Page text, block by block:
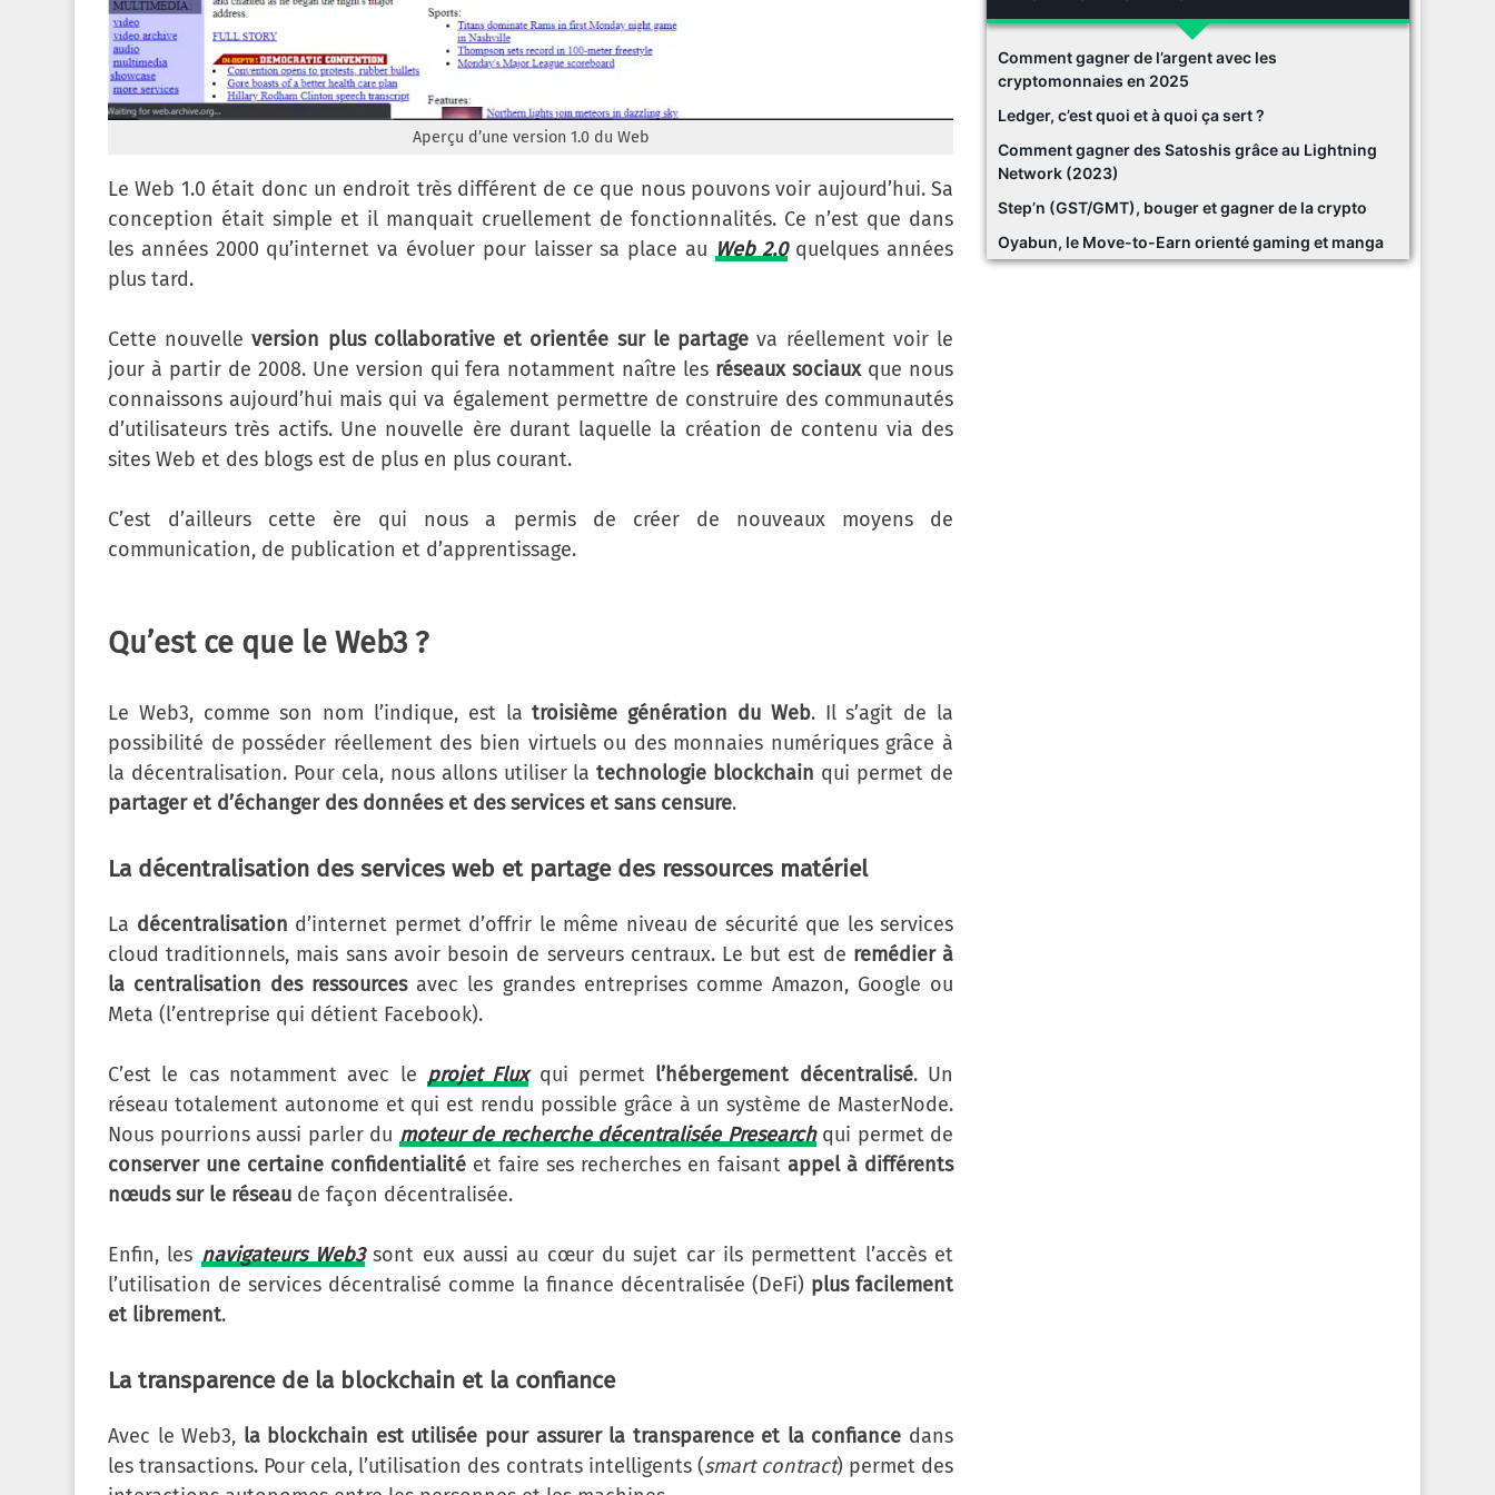
Aperçu d’une version 1.0 du Web
Le Web 1.0 était donc un endroit très différent de ce que nous pouvons voir aujourd’hui. Sa
conception était simple et il manquait cruellement de fonctionnalités. Ce n’est que dans
les années 2000 qu’internet va évoluer pour laisser sa place au Web 2.0quelques années
plus tard.
Cette nouvelleversion plus collaborative et orientée sur le partage va réellement voir le
jour à partir de 2008. Une version qui fera notamment naître les réseaux sociauxque nous
connaissons aujourd’hui mais qui va également permettre de construire des communautés
d’utilisateurs très actifs. Une nouvelle ère durant laquelle la création de contenu via des
sites Web et des blogs est de plus en plus courant.
C’est d’ailleurs cette ère qui nous a permis de créer de nouveaux moyens de
communication, de publication et d’apprentissage.
Qu’est ce que le Web3 ?
Le Web3, comme son nom l’indique, est latroisième génération du Web. Il s’agit de la
possibilité de posséder réellement des bien virtuels ou des monnaies numériques grâce à
la décentralisation. Pour cela, nous allons utiliser latechnologie blockchain qui permet de
partager et d’échanger des données et des services et sans censure.
La décentralisation des services web et partage des ressources matériel
La décentralisation d’internet permet d’offrir le même niveau de sécurité que les services
cloud traditionnels, mais sans avoir besoin de serveurs centraux. Le but est de remédier à
la centralisation des ressourcesavec les grandes entreprises comme Amazon, Google ou
Meta (l’entreprise qui détient Facebook).
C’est le cas notamment avec le projet Fluxqui permet l’hébergement décentralisé. Un
réseau totalement autonome et qui est rendu possible grâce à un système de MasterNode.
Nous pourrions aussi parler du moteur de recherche décentralisée Presearchqui permet de
conserver une certaine confidentialitéet faire ses recherches en faisantappel à différents
nœuds sur le réseau de façon décentralisée.
Enfin, les navigateurs Web3sont eux aussi au cœur du sujet car ils permettent l’accès et
l’utilisation de services décentralisé comme la finance décentralisée (DeFi) plus facilement
et librement.
La transparence de la blockchain et la confiance
Avec le Web3, la blockchain est utilisée pour assurer la transparence et la confiance dans
les transactions. Pour cela, l’utilisation des contrats intelligents (smart contract) permet des
Comment gagner de l’argent avec les
cryptomonnaies en 2025
Ledger, c’est quoi et à quoi ça sert ?
Comment gagner des Satoshis grâce au Lightning
Network (2023)
Step’n (GST/GMT), bouger et gagner de la crypto
Oyabun, le Move-to-Earn orienté gaming et manga